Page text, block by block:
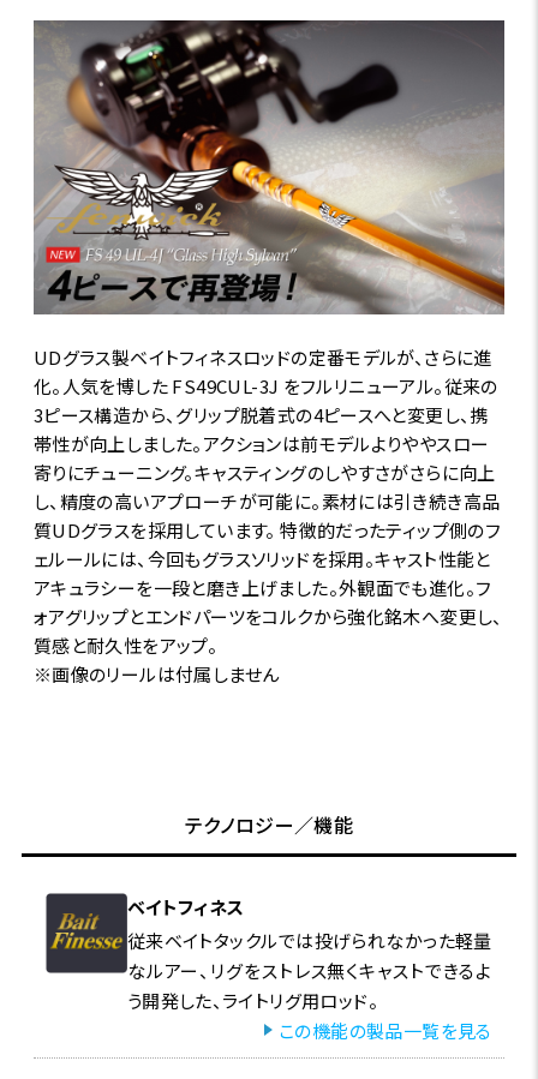
UDグラス製ベイトフィネスロッドの定番モデルが、さらに進
化。人気を博した FS49CUL-3J をフルリニューアル。従来の
3ピース構造から、グリップ脱着式の4ピースへと変更し、携
帯性が向上しました。アクションは前モデルよりややスロー
寄りにチューニング。キャスティングのしやすさがさらに向上
し、精度の高いアプローチが可能に。素材には引き続き高品
質UDグラスを採用しています。 特徴的だったティップ側のフ
ェルールには、今回もグラスソリッドを採用。キャスト性能と
アキュラシーを一段と磨き上げました。外観面でも進化。フ
ォアグリップとエンドパーツをコルクから強化銘木へ変更し、
質感と耐久性をアップ。
※画像のリールは付属しません
テクノロジー／機能
ベイトフィネス
従来ベイトタックルでは投げられなかった軽量
なルアー、リグをストレス無くキャストできるよ
う開発した、ライトリグ用ロッド。
この機能の製品一覧を見る